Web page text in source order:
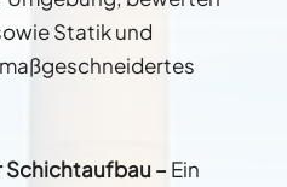
Statik und
Schichtaufbau – Ein